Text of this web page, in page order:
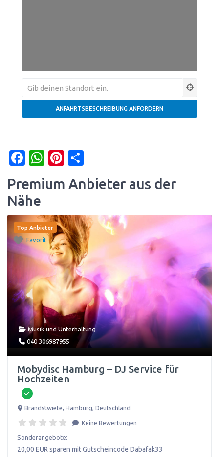
Facebook
WhatsApp
Pinterest
Premium Anbieter aus der
Nähe
Top Anbieter
Favorit
Musik und Unterhaltung
040 306987955
Mobydisc Hamburg – DJ Service für
Hochzeiten
Brandstwiete, Hamburg, Deutschland
Keine Bewertungen
Sonderangebote:
20,00 EUR sparen mit Gutscheincode Dabafak33